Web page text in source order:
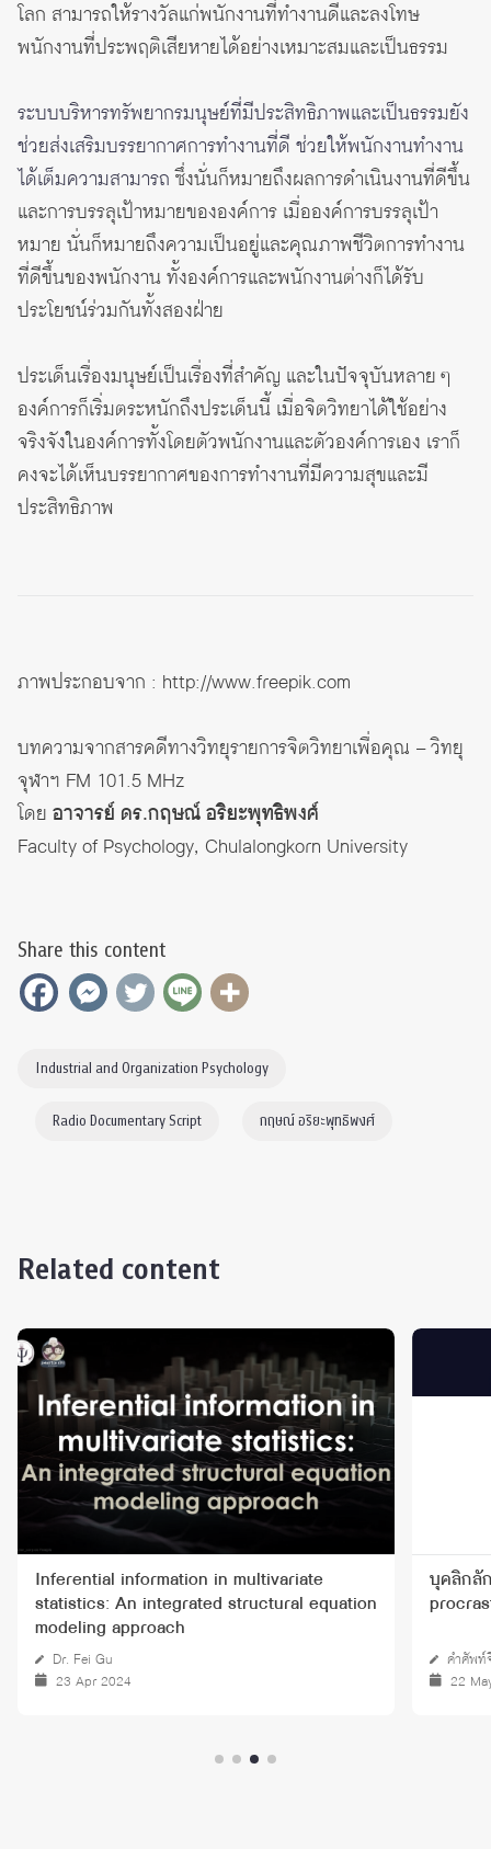
โลก สามารถให้รางวัลแก่พนักงานที่ทำงานดีและลงโทษ
พนักงานที่ประพฤติเสียหายได้อย่างเหมาะสมและเป็นธรรม
ระบบบริหารทรัพยากรมนุษย์ที่มีประสิทธิภาพและเป็นธรรมยัง
ช่วยส่งเสริมบรรยากาศการทำงานที่ดี ช่วยให้พนักงานทำงาน
ได้เต็มความสามารถซึ่งนั่นก็หมายถึงผลการดำเนินงานที่ดีขึ้น
และการบรรลุเป้าหมายขององค์การ เมื่อองค์การบรรลุเป้า
หมาย นั่นก็หมายถึงความเป็นอยู่และคุณภาพชีวิตการทำงาน
ที่ดีขึ้นของพนักงาน ทั้งองค์การและพนักงานต่างก็ได้รับ
ประโยชน์ร่วมกันทั้งสองฝ่าย
ประเด็นเรื่องมนุษย์เป็นเรื่องที่สำคัญ และในปัจจุบันหลาย ๆ
องค์การก็เริ่มตระหนักถึงประเด็นนี้ เมื่อจิตวิทยาได้ใช้อย่าง
จริงจังในองค์การทั้งโดยตัวพนักงานและตัวองค์การเอง เราก็
คงจะได้เห็นบรรยากาศของการทำงานที่มีความสุขและมี
ประสิทธิภาพ
ภาพประกอบจาก : http://www.freepik.com
บทความจากสารคดีทางวิทยุรายการจิตวิทยาเพื่อคุณ – วิทยุ
จุฬาฯ FM 101.5 MHz
โดย อาจารย์ ดร.กฤษณ์ อริยะพุทธิพงศ์
Faculty of Psychology, Chulalongkorn University
Share this content
Industrial and Organization Psychology
Radio Documentary Script กฤษณ์ อริยะพุทธิพงศ์
Related content
Inferential information in multivariate
statistics: An integrated structural equation
modeling approach
Dr. Fei Gu
23 Apr 2024
บุคลิกลั
คำศัพท์
22